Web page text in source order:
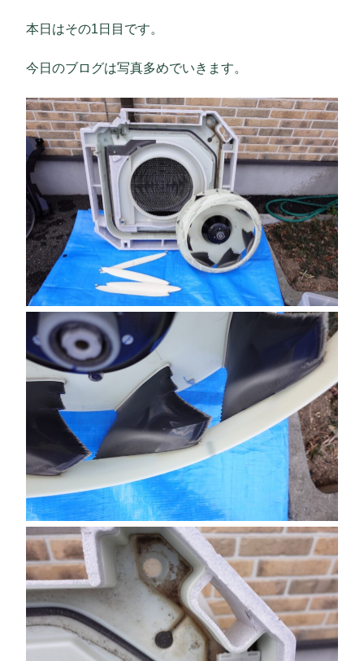
本日はその1日目です。
今日のブログは写真多めでいきます。